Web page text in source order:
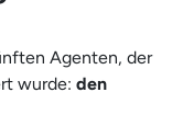
Agenten, der
wurde: den